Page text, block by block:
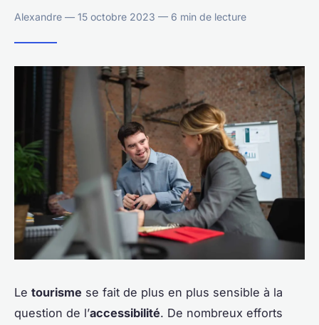
Alexandre — 15 octobre 2023 — 6 min de lecture
Le tourisme se fait de plus en plus sensible à la
question de l’accessibilité. De nombreux efforts